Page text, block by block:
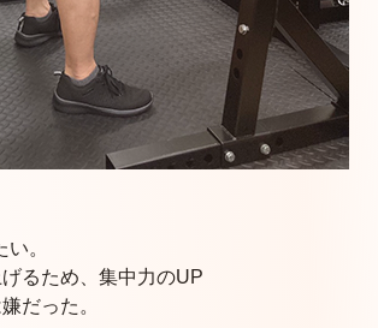
。
るため、集中力のUP
だった。